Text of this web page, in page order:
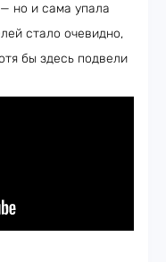
— но и сама упала
стало очевидно,
бы здесь подвели